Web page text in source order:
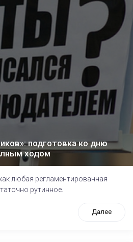
подготовка ко дню
ходом
любая регламентированная
рутинное.
Далее